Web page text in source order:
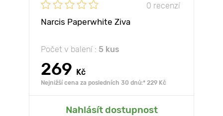
0 recenzí
Narcis Paperwhite Ziva
Počet v balení : 5 kus
269 Kč
Nejnižší cena za posledních 30 dnů:* 229 Kč
Nahlásít dostupnost